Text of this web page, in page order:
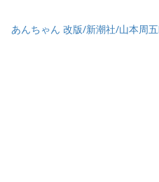
あんちゃん 改版/新潮社/山本周